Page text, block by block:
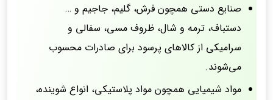
صنایع دستی همچون فرش، گلیم، جاجیم و …
دستباف، ترمه و شال، ظروف مسی، سفالی و
سرامیکی از کالاهای پرسود برای صادرات محسوب
می‌شوند.
مواد شیمیایی همچون مواد پلاستیکی، انواع شوینده،